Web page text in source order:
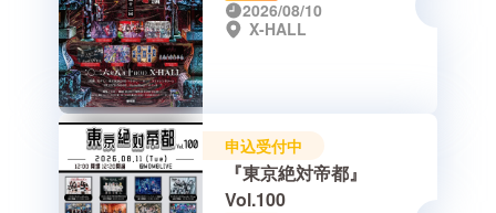
2026/08/10
X-HALL
申込受付中
『東京絶対帝都』
Vol.100